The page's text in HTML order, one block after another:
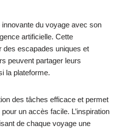
du voyage avec son
artificielle. Cette
des escapades uniques et
peuvent partager leurs
la plateforme.
des tâches efficace et permet
un accès facile. L’inspiration
de chaque voyage une